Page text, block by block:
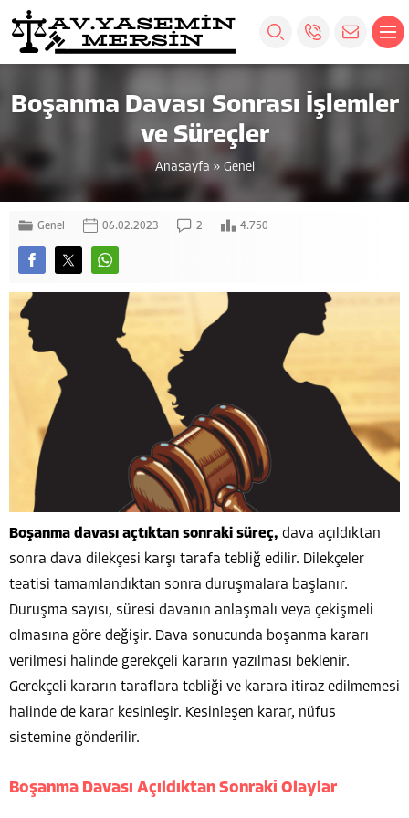
Boşanma Davası Sonrası İşlemler
ve Süreçler
Anasayfa » Genel
Genel 06.02.2023 2 4.750
Boşanma davası açtıktan sonraki süreç, dava açıldıktan
sonra dava dilekçesi karşı tarafa tebliğ edilir. Dilekçeler
teatisi tamamlandıktan sonra duruşmalara başlanır.
Duruşma sayısı, süresi davanın anlaşmalı veya çekişmeli
olmasına göre değişir. Dava sonucunda boşanma kararı
verilmesi halinde gerekçeli kararın yazılması beklenir.
Gerekçeli kararın taraflara tebliği ve karara itiraz edilmemesi
halinde de karar kesinleşir. Kesinleşen karar, nüfus
sistemine gönderilir.
Boşanma Davası Açıldıktan Sonraki Olaylar